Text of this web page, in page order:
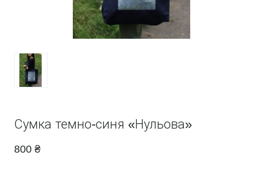
Сумка темно-синя «Нульова»
800 ₴